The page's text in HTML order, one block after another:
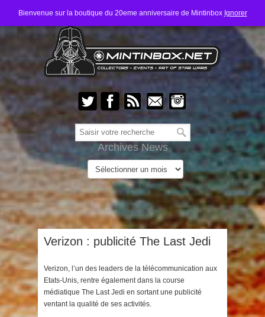
Bienvenue sur la boutique du 20eme anniversaire de Mintinbox Ignorer
Archives News
Verizon : publicité The Last Jedi
Verizon, l’un des leaders de la télécommunication aux
Etats-Unis, rentre également dans la course
médiatique The Last Jedi en sortant une publicité
ventant la qualité de ses activités.